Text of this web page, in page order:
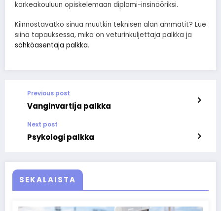
korkeakouluun opiskelemaan diplomi-insinööriksi.
Kiinnostavatko sinua muutkin teknisen alan ammatit? Lue
siinä tapauksessa, mikä on veturinkuljettaja palkka ja
sähköasentaja palkka.
Previous post
Vanginvartija palkka
Next post
Psykologi palkka
SEKALAISTA